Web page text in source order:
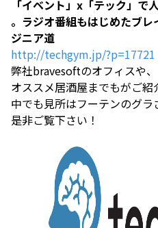
「イベント」x「テック」で
。ラジオ番組もはじめたブ
ジニア道
http://techgym.jp/?p=17721
弊社bravesoftのオフィスや
オススメ居酒屋までもがご紹
中でも見所はフーテンのグラ
是非ご覧下さい！